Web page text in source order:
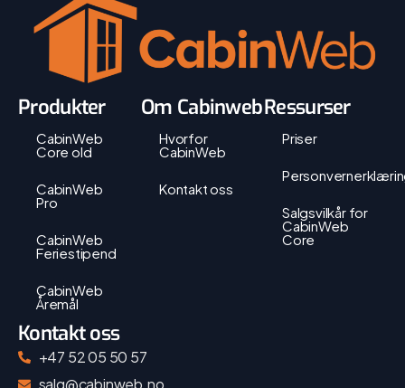
Produkter
CabinWeb
Core old
CabinWeb
Pro
CabinWeb
Feriestipend
CabinWeb
Åremål
Om Cabinweb
Hvorfor
CabinWeb
Kontakt oss
Ressurser
Priser
Salgsvilkår for
CabinWeb
Core
Kontakt oss
+47 52 05 50 57
salg@cabinweb.no